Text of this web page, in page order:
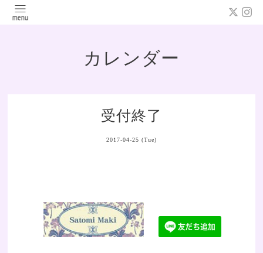
カレンダー
受付終了
2017-04-25 (Tue)